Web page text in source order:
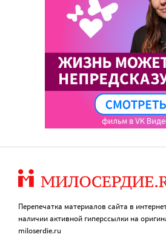
Перепечатка материалов сайта в
наличии активной гиперссылки на
miloserdie.ru